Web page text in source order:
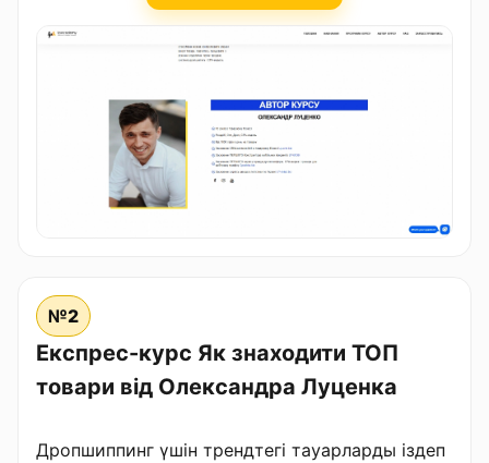
№2
Експрес-курс Як знаходити ТОП
товари від Олександра Луценка
Дропшиппинг үшін трендтегі тауарларды іздеп